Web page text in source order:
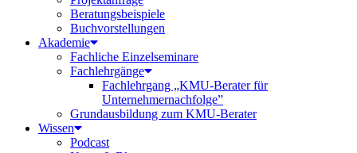
Beratungsbeispiele
Buchvorstellungen
Akademie
Fachliche Einzelseminare
Fachlehrgänge
Fachlehrgang „KMU-Berater für
Unternehmernachfolge”
Grundausbildung zum KMU-Berater
Wissen
Podcast